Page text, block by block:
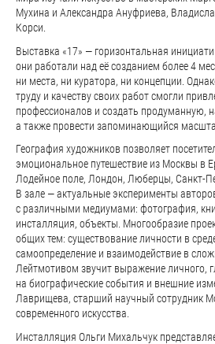
Мухина и Александра Ануфриева,
Корси.
Выставка «17» — горизонтальная
они работали над её созданием более 4
ни места, ни куратора, ни концепции.
труду и качеству своих работ смогли
профессионалов и создать продуманную,
а также провести запоминающийся
География художников позволяет
эмоциональное путешествие из Москвы в
Лодейное поле, Лондон, Люберцы, Санкт-
В зале — актуальные эксперименты
с различными медиумами: фотография,
инсталляция, объекты. Многообразие
общих тем: существование личности в
самоопределение и взаимодействие в
Лейтмотивом звучит выражение личного,
на биографические события и внешние
Лаврищева, старший научный сотрудник
современного искусства.
Инсталляция Ольги Михальчук